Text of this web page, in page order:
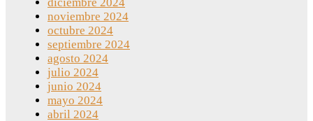
noviembre 2024
octubre 2024
septiembre 2024
agosto 2024
julio 2024
junio 2024
mayo 2024
abril 2024